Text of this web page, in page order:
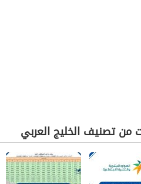
من تصنيف الخليج العربي